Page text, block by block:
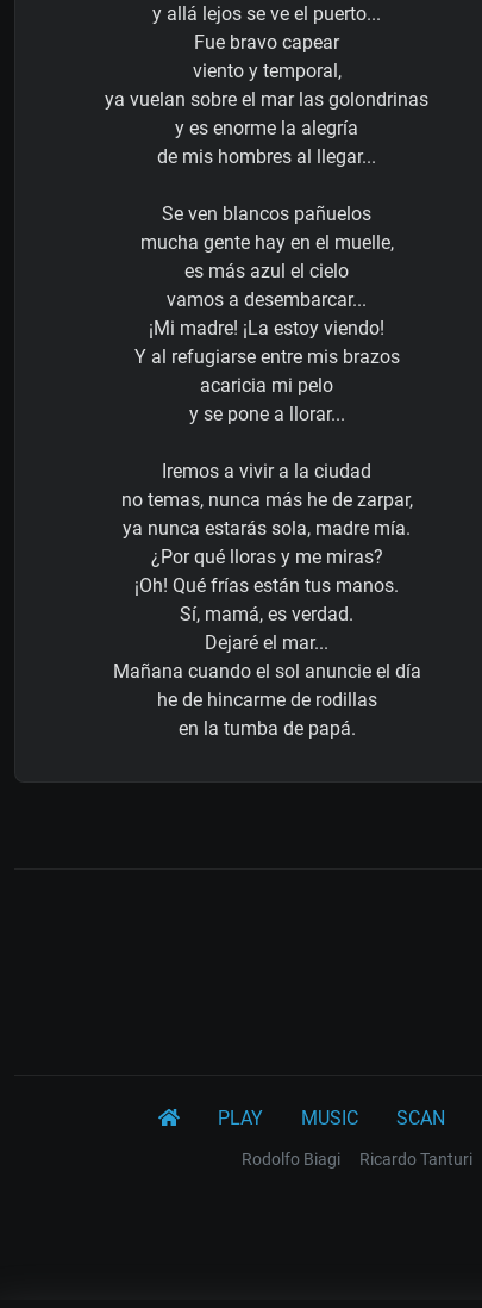
y allá lejos se ve el puerto...
Fue bravo capear
viento y temporal,
ya vuelan sobre el mar las golondrinas
y es enorme la alegría
de mis hombres al llegar...
Se ven blancos pañuelos
mucha gente hay en el muelle,
es más azul el cielo
vamos a desembarcar...
¡Mi madre! ¡La estoy viendo!
Y al refugiarse entre mis brazos
acaricia mi pelo
y se pone a llorar...
Iremos a vivir a la ciudad
no temas, nunca más he de zarpar,
ya nunca estarás sola, madre mía.
¿Por qué lloras y me miras?
¡Oh! Qué frías están tus manos.
Sí, mamá, es verdad.
Dejaré el mar...
Mañana cuando el sol anuncie el día
he de hincarme de rodillas
en la tumba de papá.
PLAY MUSIC SCAN
Rodolfo Biagi Ricardo Tanturi